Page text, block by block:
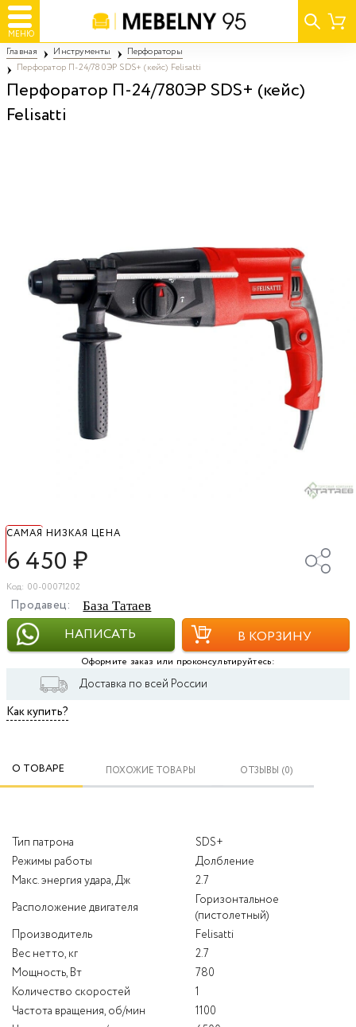
МЕНЮ
Главная Инструменты
Перфораторы
Перфоратор П-24/780ЭР SDS+ (кейс) Felisatti
Перфоратор П-24/780ЭР SDS+ (кейс)
Felisatti
САМАЯ НИЗКАЯ ЦЕНА
6 450₽
Код: 00-00071202
Продавец: База Татаев
НАПИСАТЬ В КОРЗИНУ
Оформите заказ или проконсультируйтесь:
Доставка по всей России
Как купить?
О ТОВАРЕ ПОХОЖИЕ ТОВАРЫ ОТЗЫВЫ (0)
Тип патрона
SDS+
Режимы работы
Долбление
Макс. энергия удара, Дж
2.7
Расположение двигателя
Горизонтальное
(пистолетный)
Производитель
Felisatti
Вес нетто, кг
2.7
Мощность, Вт
780
Количество скоростей
1
Частота вращения, об/мин
1100